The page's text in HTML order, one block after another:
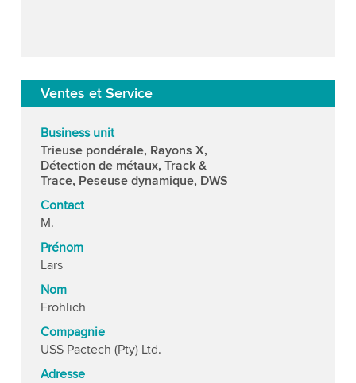
Ventes et Service
Business unit
Trieuse pondérale, Rayons X,
Détection de métaux, Track &
Trace, Peseuse dynamique, DWS
Contact
M.
Prénom
Lars
Nom
Fröhlich
Compagnie
USS Pactech (Pty) Ltd.
Adresse